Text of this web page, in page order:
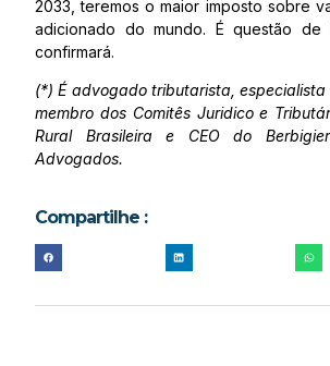
2033, teremos o maior imposto sobre
adicionado do mundo. É questão de
confirmará.
(*) É advogado tributarista, especialista
membro dos Comitês Juridico e
Rural Brasileira e CEO do
Advogados.
Compartilhe :